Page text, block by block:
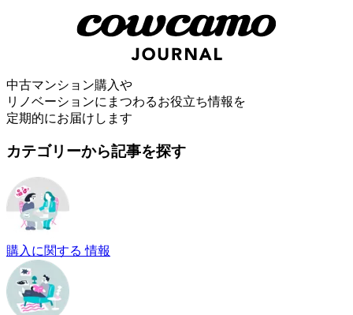
中古マンション購入や
リノベーションにまつわるお役立ち情報を
定期的にお届けします
カテゴリーから記事を探す
購入に関する 情報